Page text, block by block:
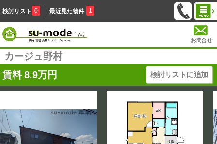
検討リスト 0 最近見た物件 1
お問合せ
カージュ野村
賃料 8.9万円 検討リストに追加